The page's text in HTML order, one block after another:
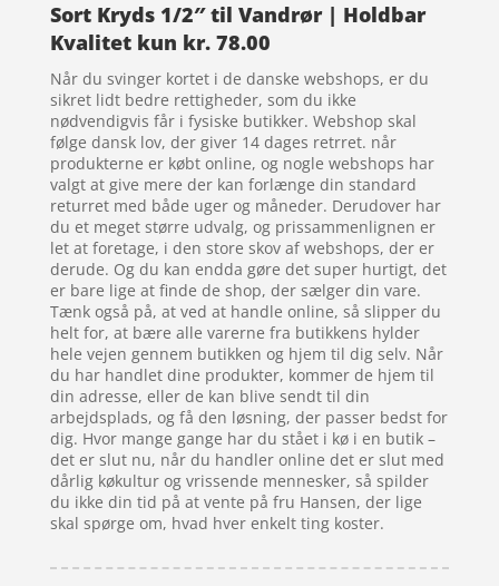
Sort Kryds 1/2″ til Vandrør | Holdbar
Kvalitet kun kr. 78.00
Når du svinger kortet i de danske webshops, er du
sikret lidt bedre rettigheder, som du ikke
nødvendigvis får i fysiske butikker. Webshop skal
følge dansk lov, der giver 14 dages retrret. når
produkterne er købt online, og nogle webshops har
valgt at give mere der kan forlænge din standard
returret med både uger og måneder. Derudover har
du et meget større udvalg, og prissammenlignen er
let at foretage, i den store skov af webshops, der er
derude. Og du kan endda gøre det super hurtigt, det
er bare lige at finde de shop, der sælger din vare.
Tænk også på, at ved at handle online, så slipper du
helt for, at bære alle varerne fra butikkens hylder
hele vejen gennem butikken og hjem til dig selv. Når
du har handlet dine produkter, kommer de hjem til
din adresse, eller de kan blive sendt til din
arbejdsplads, og få den løsning, der passer bedst for
dig. Hvor mange gange har du stået i kø i en butik –
det er slut nu, når du handler online det er slut med
dårlig køkultur og vrissende mennesker, så spilder
du ikke din tid på at vente på fru Hansen, der lige
skal spørge om, hvad hver enkelt ting koster.